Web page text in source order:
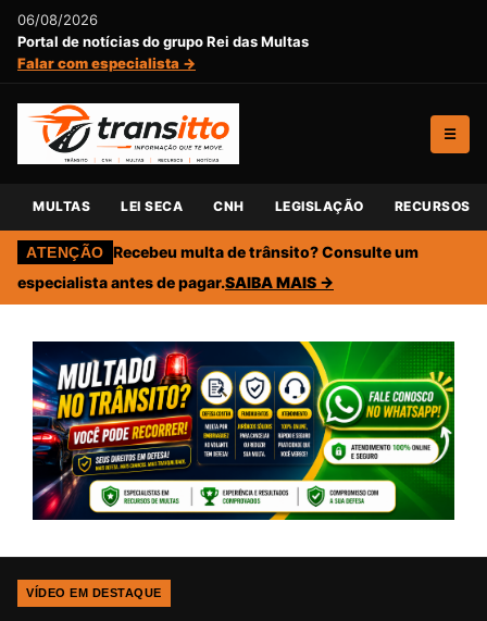
06/08/2026
Portal de notícias do grupo Rei das Multas
Falar com especialista →
☰
MULTAS LEI SECA CNH LEGISLAÇÃO RECURSOS
ATENÇÃO Recebeu multa de trânsito? Consulte um
especialista antes de pagar.SAIBA MAIS →
VÍDEO EM DESTAQUE